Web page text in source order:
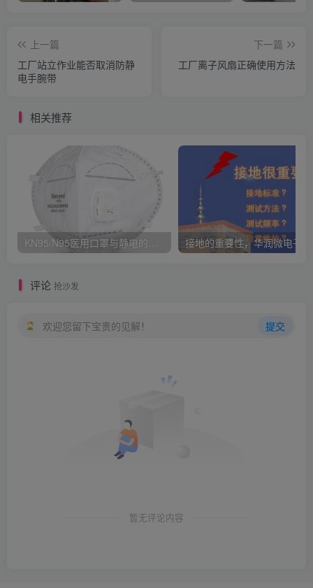
上一篇
工厂站立作业能否取消防静
电手腕带
下一篇
工厂离子风扇正确使用方法
相关推荐
KN95/N95医用口罩与静电的秘密关系
评论 抢沙发
欢迎您留下宝贵的见解！ 提交
暂无评论内容